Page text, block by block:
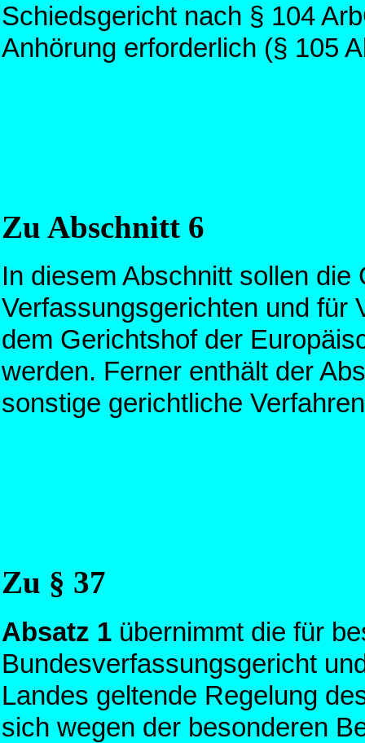
Schiedsgericht nach § 104
Anhörung erforderlich (§ 105
Zu Abschnitt 6
In diesem Abschnitt sollen
Verfassungsgerichten und für
dem Gerichtshof der
werden. Ferner enthält der
sonstige gerichtliche
Zu § 37
Absatz 1 übernimmt die für
Bundesverfassungsgericht
Landes geltende Regelung
sich wegen der besonderen